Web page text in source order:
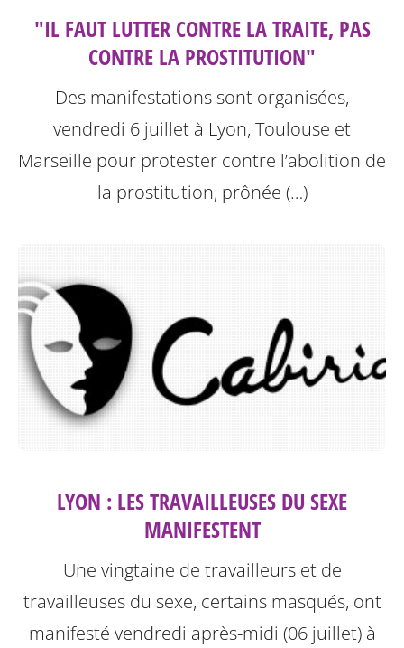
"IL FAUT LUTTER CONTRE LA TRAITE, PAS
CONTRE LA PROSTITUTION"
Des manifestations sont organisées,
vendredi 6 juillet à Lyon, Toulouse et
Marseille pour protester contre l’abolition de
la prostitution, prônée (…)
LYON : LES TRAVAILLEUSES DU SEXE
MANIFESTENT
Une vingtaine de travailleurs et de
travailleuses du sexe, certains masqués, ont
manifesté vendredi après-midi (06 juillet) à